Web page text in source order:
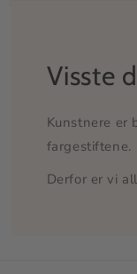
Visste
Kunstnere er
fargestiftene.
Derfor er vi